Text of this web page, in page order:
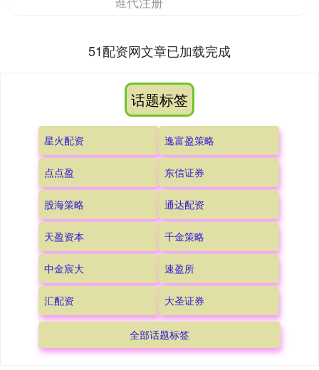
51配资网文章已加载完成
话题标签
星火配资 逸富盈策略
点点盈 东信证券
股海策略 通达配资
天盈资本 千金策略
中金宸大 速盈所
汇配资 大圣证券
全部话题标签